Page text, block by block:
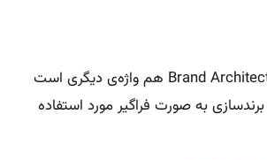
معماری برند یا Brand Architecture هم واژه‌ی دیگری است
به صورت فراگیر مورد استفاده